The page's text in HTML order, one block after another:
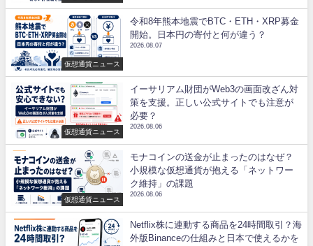
仮想通貨ニュース
令和8年熊本地震でBTC・ETH・XRP募金
開始。日本円の寄付と何が違う？
2026.08.07
仮想通貨ニュース
イーサリアム財団がWeb3の画面改ざん対
策を支援。正しい公式サイトでも注意が
必要？
2026.08.06
仮想通貨ニュース
モナコインの送金が止まったのはなぜ？
小規模な仮想通貨が抱える「ネットワー
ク維持」の課題
2026.08.06
Netflix株に連動する商品を24時間取引？海
外版Binanceの仕組みと日本で使えるかを